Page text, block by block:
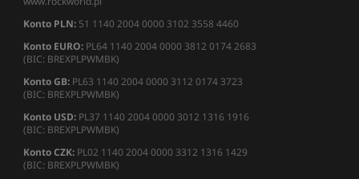
Konto PLN: 51 1140 2004 0000 3102 3558 4460
Konto EURO: PL64 1140 2004 0000 3812 0174 2683
(BIC: BREXPLPWMBK)
Konto GB: PL63 1140 2004 0000 3112 0174 3723
(BIC: BREXPLPWMBK)
Konto USD: PL37 1140 2004 0000 3012 1316 1916
(BIC: BREXPLPWMBK)
Konto CZK: PL02 1140 2004 0000 3312 1316 1429
(BIC: BREXPLPWMBK)